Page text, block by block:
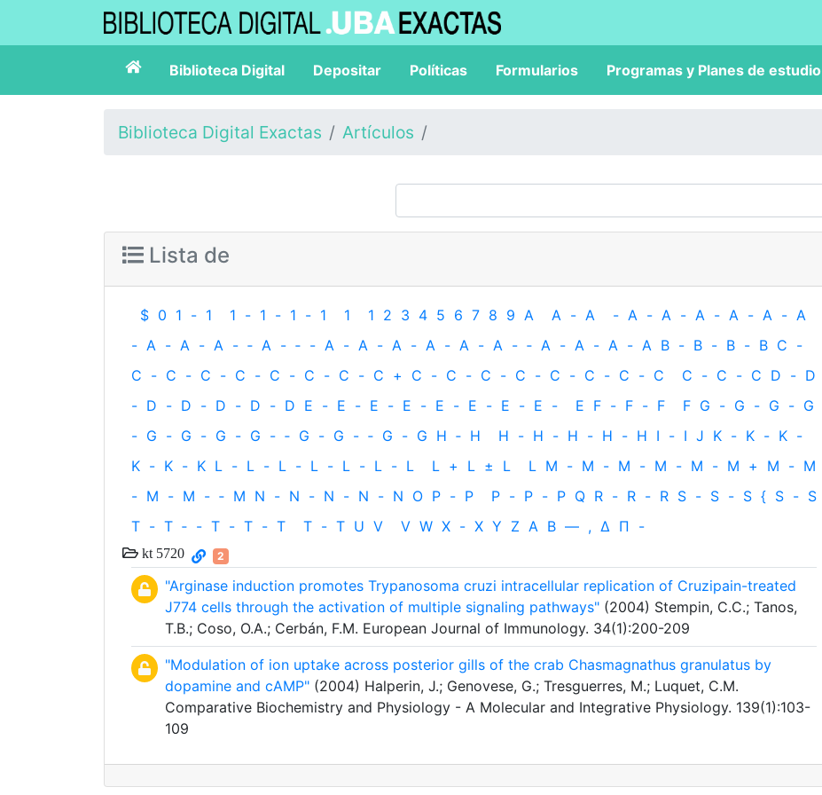
Biblioteca Digital Depositar Políticas Formularios Programas y Planes de estudio
Biblioteca Digital Exactas Artículos
Lista de
$ 0 1 - 1 1 - 1 - 1 - 1 1 1 2 3 4 5 6 7 8 9 A A - A - A - A - A - A - A - A
- A - A - A - ‐ A - ‐ - A - A - A - A - A - A - ‐ A - A - A - A B - B - B - B C -
C - C - C - C - C - C - C - C + C - C - C - C - C - C - C - C C - C - C D - D
- D - D - D - D - D E - E - E - E - E - E - E - E - E F - F - F F G - G - G - G
- G - G - G - G - ‐ G - G - ‐ G - G H ‐ H H - H - H - H - H I - I J K - K - K -
K - K - K L - L - L - L - L - L - L L + L ± L L M - M - M - M - M - M + M - M
- M - M - ‐ M N - N - N - N - N O P - P P - P - P Q R - R - R S - S - S { S - S
T - T ‐ - T - T - T T - T U V V W X - X Y Z Α Β — , Δ Π -
kt 5720 2
"Arginase induction promotes Trypanosoma cruzi intracellular replication of Cruzipain-treated
J774 cells through the activation of multiple signaling pathways" (2004) Stempin, C.C.; Tanos,
T.B.; Coso, O.A.; Cerbán, F.M. European Journal of Immunology. 34(1):200-209
"Modulation of ion uptake across posterior gills of the crab Chasmagnathus granulatus by
dopamine and cAMP" (2004) Halperin, J.; Genovese, G.; Tresguerres, M.; Luquet, C.M.
Comparative Biochemistry and Physiology - A Molecular and Integrative Physiology. 139(1):103-
109